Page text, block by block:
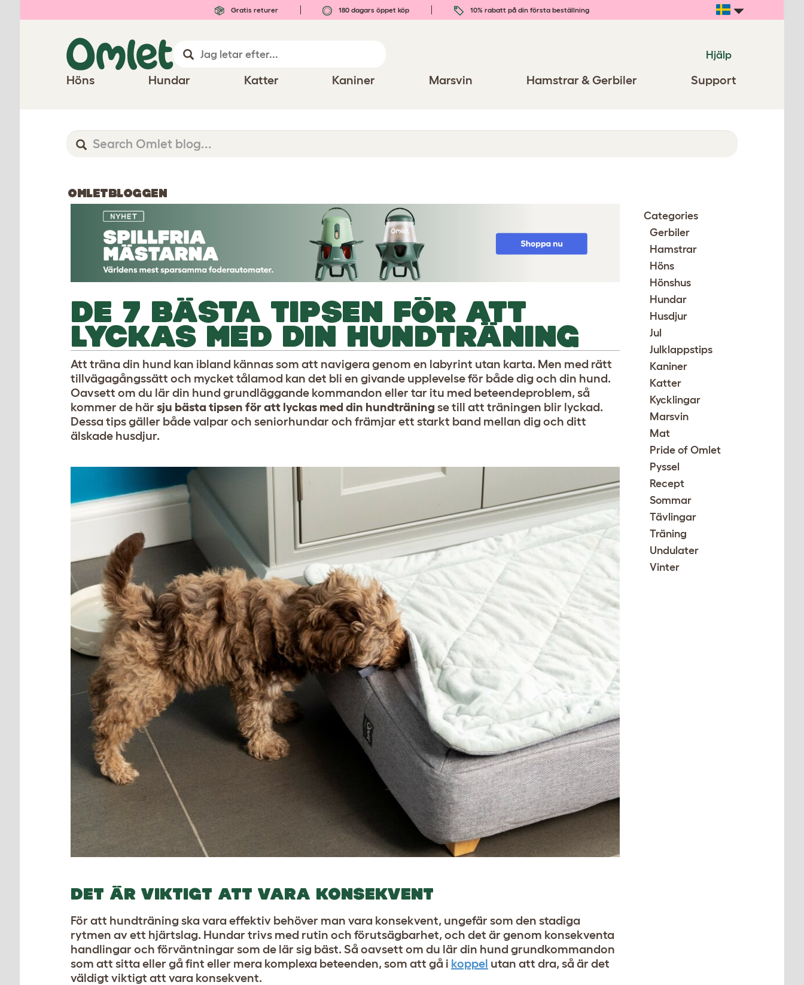
Gratis returer 180 dagars öppet köp 10% rabatt på din första beställning
Hjälp
Höns Hundar Katter Kaniner Marsvin Hamstrar & Gerbiler Support
OMLETBLOGGEN
DE 7 BÄSTA TIPSEN FÖR ATT
LYCKAS MED DIN HUNDTRÄNING
Att träna din hund kan ibland kännas som att navigera genom en labyrint utan karta. Men med rätt
tillvägagångssätt och mycket tålamod kan det bli en givande upplevelse för både dig och din hund.
Oavsett om du lär din hund grundläggande kommandon eller tar itu med beteendeproblem, så
kommer de här sju bästa tipsen för att lyckas med din hundträning se till att träningen blir lyckad.
Dessa tips gäller både valpar och seniorhundar och främjar ett starkt band mellan dig och ditt
älskade husdjur.
DET ÄR VIKTIGT ATT VARA KONSEKVENT
För att hundträning ska vara effektiv behöver man vara konsekvent, ungefär som den stadiga
rytmen av ett hjärtslag. Hundar trivs med rutin och förutsägbarhet, och det är genom konsekventa
handlingar och förväntningar som de lär sig bäst. Så oavsett om du lär din hund grundkommandon
som att sitta eller gå fint eller mera komplexa beteenden, som att gå i koppel utan att dra, så är det
väldigt viktigt att vara konsekvent.
Categories
Gerbiler
Hamstrar
Höns
Hönshus
Hundar
Husdjur
Jul
Julklappstips
Kaniner
Katter
Kycklingar
Marsvin
Mat
Pride of Omlet
Pyssel
Recept
Sommar
Tävlingar
Träning
Undulater
Vinter